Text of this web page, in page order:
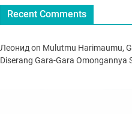
Recent Comments
Леонид on Mulutmu Harimaumu,
Diserang Gara-Gara Omongannya